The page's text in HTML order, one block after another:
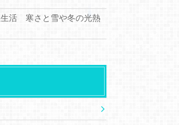
活 寒さと雪や冬の光熱